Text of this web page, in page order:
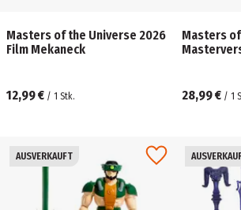
Masters of the Universe 2026
Film Mekaneck
12,99 € / 1 Stk.
Masters
28,99 € / 1
AUSVERKAUFT